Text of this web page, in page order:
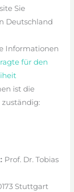
Sie
Deutschland
Informationen
für den
ist die
Prof. Dr. Tobias
Stuttgart